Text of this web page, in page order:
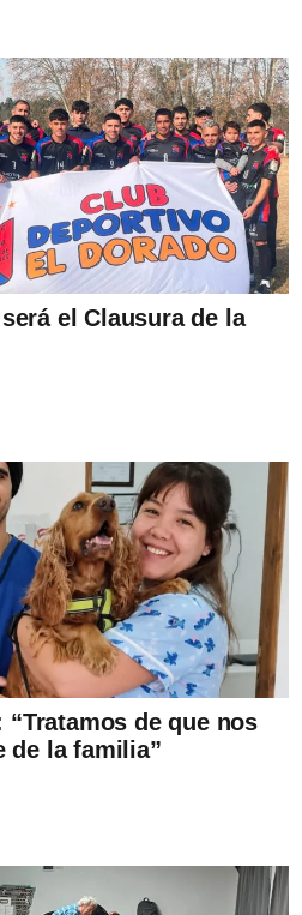
el Clausura de la
de que nos
de la familia”